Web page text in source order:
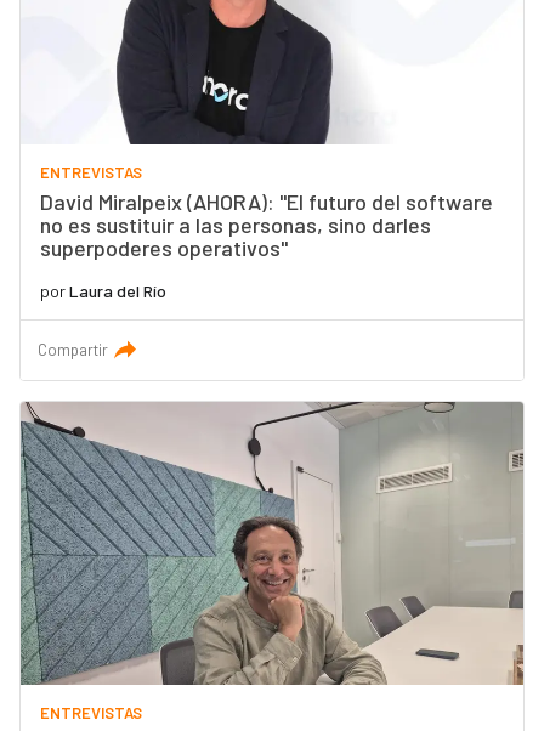
ENTREVISTAS
David Miralpeix (AHORA): "El futuro del software
no es sustituir a las personas, sino darles
superpoderes operativos"
porLaura del Río
Compartir
ENTREVISTAS